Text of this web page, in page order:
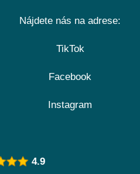
Nájdete nás na adrese:
TikTok
Facebook
Instagram
4.9